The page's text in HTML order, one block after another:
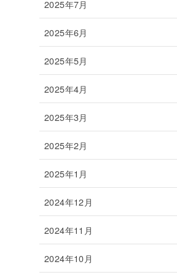
2025年7月
2025年6月
2025年5月
2025年4月
2025年3月
2025年2月
2025年1月
2024年12月
2024年11月
2024年10月